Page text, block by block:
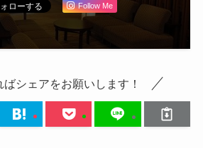
Follow Me
ばシェアをお願いします！